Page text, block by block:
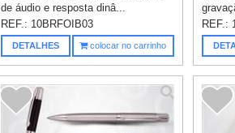
de áudio e resposta dinâ...
REF.: 10BRFOIB03
DETALHES colocar no carrinho
REF.: